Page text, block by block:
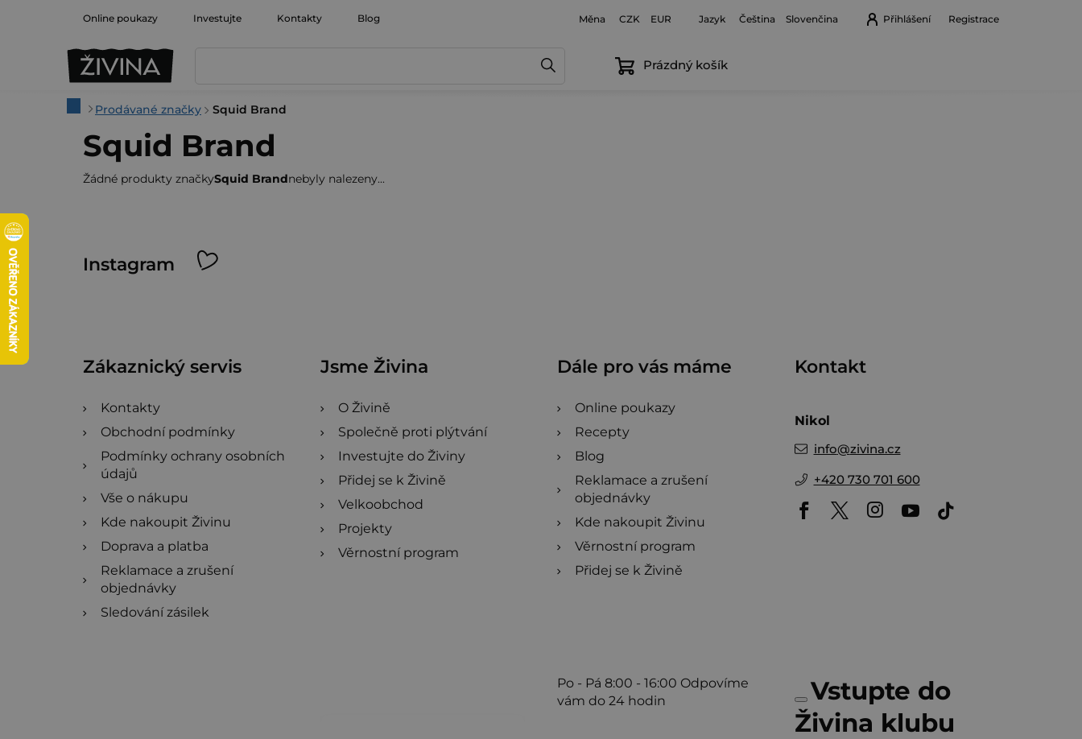
Online poukazy Investujte Kontakty Blog Měna CZK EUR Jazyk Čeština Slovenčina Přihlášení Registrace
Nákupní
Prázdný košík
DomůProdávané značky Squid Brand
Squid Brand
Žádné produkty značkySquid Brandnebyly nalezeny...
Z
á
p
a
Instagram
Zákaznický servis
Kontakty
Obchodní podmínky
Podmínky ochrany osobních
údajů
Vše o nákupu
Kde nakoupit Živinu
Doprava a platba
Reklamace a zrušení
objednávky
Sledování zásilek
Jsme Živina
O Živině
Společně proti plýtvání
Investujte do Živiny
Přidej se k Živině
Velkoobchod
Projekty
Věrnostní program
Dále pro vás máme
Online poukazy
Recepty
Blog
Reklamace a zrušení
objednávky
Kde nakoupit Živinu
Věrnostní program
Přidej se k Živině
Kontakt
Nikol
info@zivina.cz
+420 730 701 600
Po - Pá 8:00 - 16:00 Odpovíme
vám do 24 hodin
Vstupte do
Živina klubu